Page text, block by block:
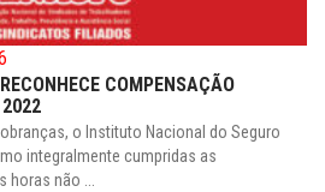
COMPENSAÇÃO
2022
o Instituto Nacional do Seguro
integralmente cumpridas as
horas não ...